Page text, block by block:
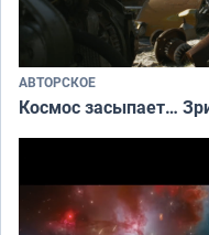
АВТОРСКОЕ
Космос засыпает…